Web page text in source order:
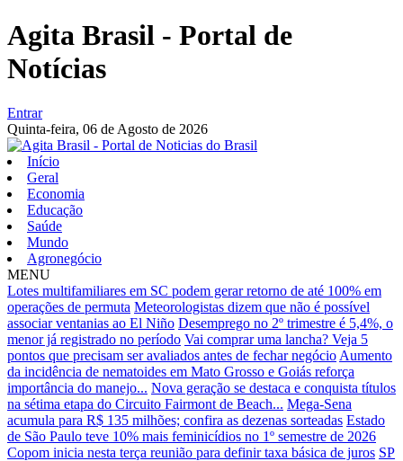
Agita Brasil - Portal de
Notícias
Entrar
Quinta-feira, 06 de Agosto de 2026
Início
Geral
Economia
Educação
Saúde
Mundo
Agronegócio
MENU
Lotes multifamiliares em SC podem gerar retorno de até 100% em
operações de permuta Meteorologistas dizem que não é possível
associar ventanias ao El Niño Desemprego no 2º trimestre é 5,4%, o
menor já registrado no período Vai comprar uma lancha? Veja 5
pontos que precisam ser avaliados antes de fechar negócio Aumento
da incidência de nematoides em Mato Grosso e Goiás reforça
importância do manejo... Nova geração se destaca e conquista títulos
na sétima etapa do Circuito Fairmont de Beach... Mega-Sena
acumula para R$ 135 milhões; confira as dezenas sorteadas Estado
de São Paulo teve 10% mais feminicídios no 1º semestre de 2026
Copom inicia nesta terça reunião para definir taxa básica de juros SP